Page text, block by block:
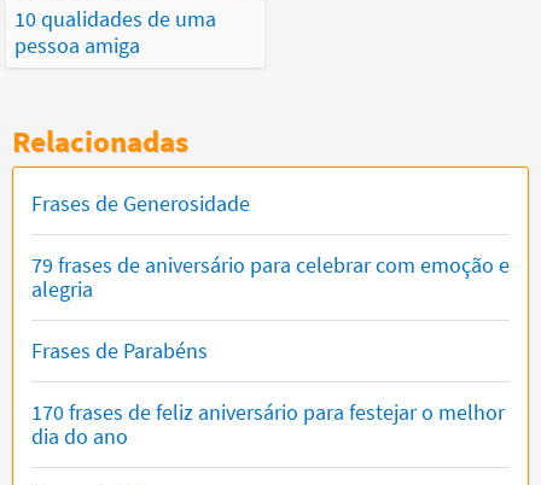
10 qualidades de uma
pessoa amiga
Relacionadas
Frases de Generosidade
79 frases de aniversário para celebrar com emoção e
alegria
Frases de Parabéns
170 frases de feliz aniversário para festejar o melhor
dia do ano